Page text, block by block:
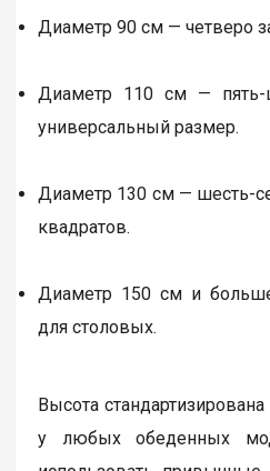
Диаметр 90 см — четверо
Диаметр 110 см — пять-
универсальный размер.
Диаметр 130 см — шесть-
квадратов.
Диаметр 150 см и
для столовых.
Высота
у любых обеденных